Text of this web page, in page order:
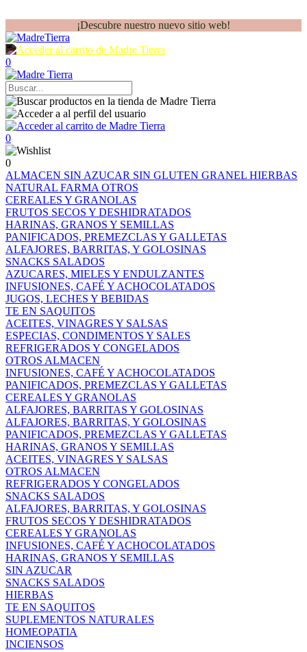
¡Descubre nuestro nuevo sitio web!
0
0
0
ALMACEN SIN AZUCAR SIN GLUTEN GRANEL HIERBAS
NATURAL FARMA OTROS
CEREALES Y GRANOLAS
FRUTOS SECOS Y DESHIDRATADOS
HARINAS, GRANOS Y SEMILLAS
PANIFICADOS, PREMEZCLAS Y GALLETAS
ALFAJORES, BARRITAS, Y GOLOSINAS
SNACKS SALADOS
AZUCARES, MIELES Y ENDULZANTES
INFUSIONES, CAFÉ Y ACHOCOLATADOS
JUGOS, LECHES Y BEBIDAS
TE EN SAQUITOS
ACEITES, VINAGRES Y SALSAS
ESPECIAS, CONDIMENTOS Y SALES
REFRIGERADOS Y CONGELADOS
OTROS ALMACEN
INFUSIONES, CAFÉ Y ACHOCOLATADOS
PANIFICADOS, PREMEZCLAS Y GALLETAS
CEREALES Y GRANOLAS
ALFAJORES, BARRITAS Y GOLOSINAS
ALFAJORES, BARRITAS, Y GOLOSINAS
PANIFICADOS, PREMEZCLAS Y GALLETAS
HARINAS, GRANOS Y SEMILLAS
ACEITES, VINAGRES Y SALSAS
OTROS ALMACEN
REFRIGERADOS Y CONGELADOS
SNACKS SALADOS
ALFAJORES, BARRITAS, Y GOLOSINAS
FRUTOS SECOS Y DESHIDRATADOS
CEREALES Y GRANOLAS
INFUSIONES, CAFÉ Y ACHOCOLATADOS
HARINAS, GRANOS Y SEMILLAS
SIN AZUCAR
SNACKS SALADOS
HIERBAS
TE EN SAQUITOS
SUPLEMENTOS NATURALES
HOMEOPATIA
INCIENSOS